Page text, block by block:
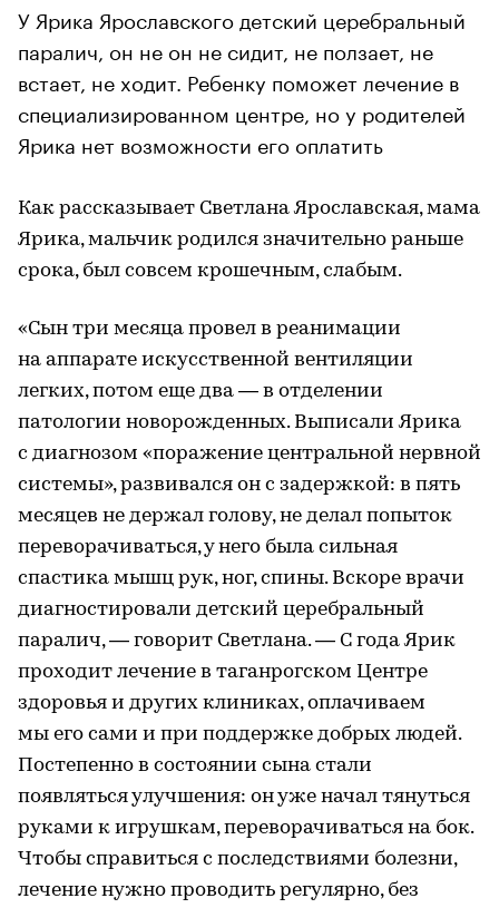
У Ярика Ярославского детский церебральный
паралич, он не он не сидит, не ползает, не
встает, не ходит. Ребенку поможет лечение в
специализированном центре, но у родителей
Ярика нет возможности его оплатить
Как рассказывает Светлана Ярославская, мама
Ярика, мальчик родился значительно раньше
срока, был совсем крошечным, слабым.
«Сын три месяца провел в реанимации
на аппарате искусственной вентиляции
легких, потом еще два — в отделении
патологии новорожденных. Выписали Ярика
с диагнозом «поражение центральной нервной
системы», развивался он с задержкой: в пять
месяцев не держал голову, не делал попыток
переворачиваться, у него была сильная
спастика мышц рук, ног, спины. Вскоре врачи
диагностировали детский церебральный
паралич, — говорит Светлана. — С года Ярик
проходит лечение в таганрогском Центре
здоровья и других клиниках, оплачиваем
мы его сами и при поддержке добрых людей.
Постепенно в состоянии сына стали
появляться улучшения: он уже начал тянуться
руками к игрушкам, переворачиваться на бок.
Чтобы справиться с последствиями болезни,
лечение нужно проводить регулярно, без